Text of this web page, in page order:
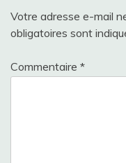
Votre adresse e-mail
obligatoires sont
Commentaire *